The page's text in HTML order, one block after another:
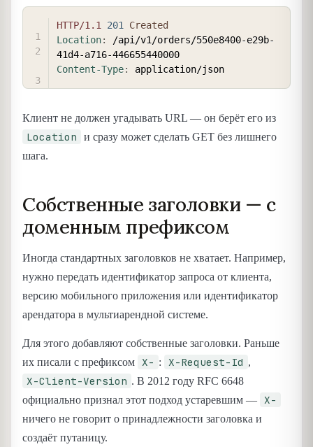
HTTP/1.1 201
Created
Location:
/api/v1/orders/550e8400-e29b-
41d4-a716-446655440000
Content-Type: application/json
Клиент не должен угадывать URL — он берёт его из
Location
и сразу может сделать GET без лишнего
шага.
Собственные заголовки — с
доменным префиксом
Иногда стандартных заголовков не хватает. Например,
нужно передать идентификатор запроса от клиента,
версию мобильного приложения или идентификатор
арендатора в мультиарендной системе.
Для этого добавляют собственные заголовки. Раньше
их писали с префиксом X- : X-Request-Id ,
X-Client-Version . В 2012 году RFC 6648
официально признал этот подход устаревшим — X-
ничего не говорит о принадлежности заголовка и
создаёт путаницу.